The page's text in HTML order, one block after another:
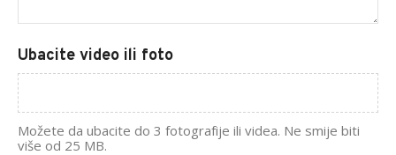
Ubacite video ili foto
Možete da ubacite do 3 fotografije ili videa. Ne smije biti
više od 25 MB.